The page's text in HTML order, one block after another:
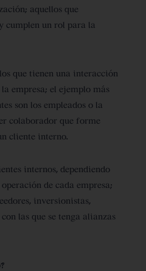
aquellos que
cumplen un rol para la
que tienen una interacción
empresa; el ejemplo más
son los empleados o la
colaborador que forme
cliente interno.
internos, dependiendo
de cada empresa;
inversionistas,
las que se tenga alianzas